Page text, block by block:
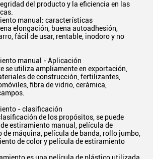
del producto y la eficiencia en las
manual: características
elongación, buena autoadhesión,
fácil de usar, rentable, inodoro y no
manual - Aplicación
se utiliza ampliamente en exportación,
de construcción, fertilizantes,
fibra de vidrio, cerámica,
- clasificación
de los propósitos, se puede
estiramiento manual, película de
de máquina, película de banda, rollo jumbo,
de color y película de estiramiento